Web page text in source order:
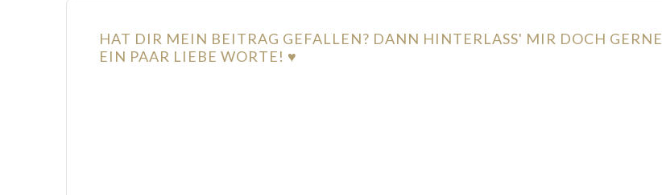
HAT DIR MEIN BEITRAG GEFALLEN? DANN HINTERLASS' MIR DOCH GERNE
EIN PAAR LIEBE WORTE! ♥